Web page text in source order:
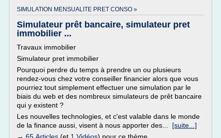
SIMULATION MENSUALITE PRET CONSO »
Simulateur prêt bancaire, simulateur pret
immobilier ...
Travaux immobilier
Simulateur pret immobilier
Pourquoi perdre du temps à prendre un ou plusieurs
rendez-vous chez votre conseiller financier alors que vous
pourriez tout simplement effectuer une simulation par le
biais du web et des nombreux simulateurs de prêt bancaire
qui y existent ?
Les nouvelles technologies, et c'est valable dans le monde
de la finance aussi, visent à nous apporter des... [suite...]